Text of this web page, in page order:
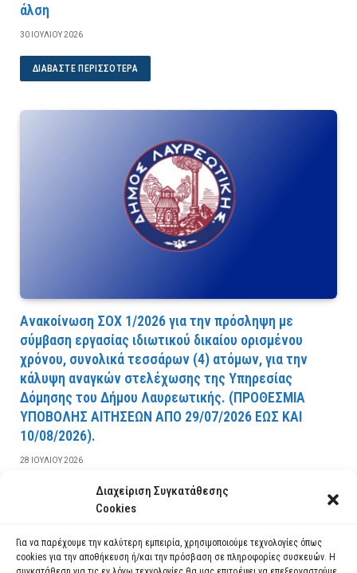
Διαχείριση Συγκατάθεσης
Cookies
Για να παρέχουμε την καλύτερη εμπειρία, χρησιμοποιούμε τεχνολογίες όπως
cookies για την αποθήκευση ή/και την πρόσβαση σε πληροφορίες συσκευών. Η
άλση
30 ΙΟΥΛΊΟΥ 2026
ΔΙΑΒΆΣΤΕ ΠΕΡΙΣΣΌΤΕΡΑ
Ανακοίνωση ΣΟΧ 1/2026 για την πρόσληψη με
σύμβαση εργασίας ιδιωτικού δικαίου ορισμένου
χρόνου, συνολικά τεσσάρων (4) ατόμων, για την
κάλυψη αναγκών στελέχωσης της Υπηρεσίας
Δόμησης του Δήμου Λαυρεωτικής. (ΠPOΘEΣMIA
YΠOBOΛHΣ AITHΣEΩN AΠO 29/07/2026 EΩΣ KAI
10/08/2026).
28 ΙΟΥΛΊΟΥ 2026
ΔΙΑΒΆΣΤΕ ΠΕΡΙΣΣΌΤΕΡΑ